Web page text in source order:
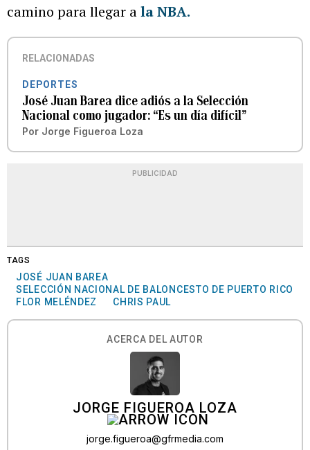
camino para llegar ala NBA.
RELACIONADAS
DEPORTES
José Juan Barea dice adiós a la Selección
Nacional como jugador: “Es un día difícil”
Por Jorge Figueroa Loza
PUBLICIDAD
TAGS
JOSÉ JUAN BAREA
SELECCIÓN NACIONAL DE BALONCESTO DE PUERTO RICO
FLOR MELÉNDEZ
CHRIS PAUL
ACERCA DEL AUTOR
JORGE FIGUEROA LOZA
jorge.figueroa@gfrmedia.com